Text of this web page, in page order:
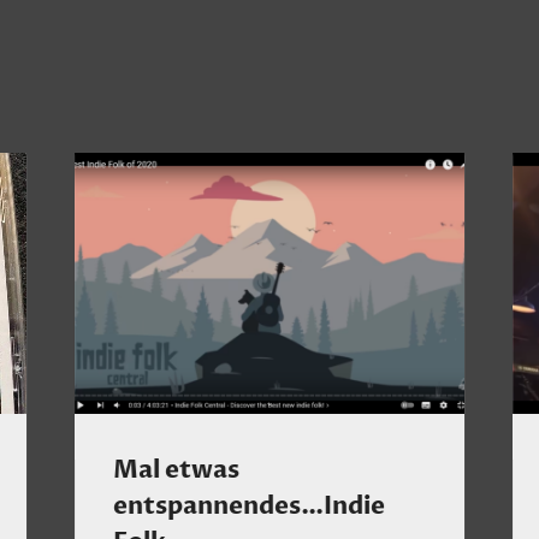
Mal etwas
entspannendes…Indie